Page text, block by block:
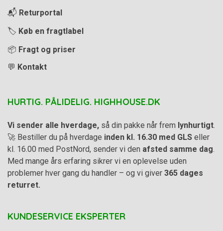
📬 Returportal
🏷️ Køb en fragtlabel
📦 Fragt og priser
💬 Kontakt
HURTIG. PÅLIDELIG. HIGHHOUSE.DK
Vi sender alle hverdage, så din pakke når frem lynhurtigt.
🚀 Bestiller du på hverdage inden kl. 16.30 med GLS eller
kl. 16.00 med PostNord, sender vi den afsted samme dag.
Med mange års erfaring sikrer vi en oplevelse uden
problemer hver gang du handler – og vi giver 365 dages
returret.
KUNDESERVICE EKSPERTER